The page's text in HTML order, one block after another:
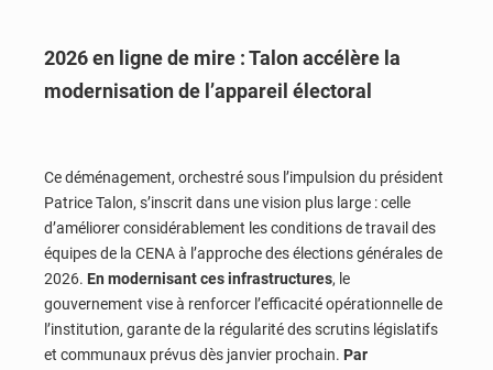
2026 en ligne de mire : Talon accélère la
modernisation de l’appareil électoral
Ce déménagement, orchestré sous l’impulsion du président
Patrice Talon, s’inscrit dans une vision plus large : celle
d’améliorer considérablement les conditions de travail des
équipes de la CENA à l’approche des élections générales de
2026. En modernisant ces infrastructures, le
gouvernement vise à renforcer l’efficacité opérationnelle de
l’institution, garante de la régularité des scrutins législatifs
et communaux prévus dès janvier prochain. Par